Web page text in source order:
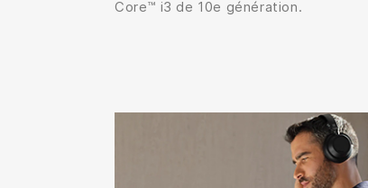
Core™ i3 de 10e génération.